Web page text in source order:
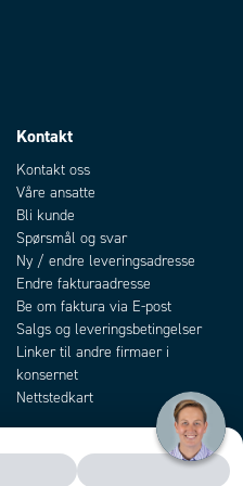
170 g
Kontakt
Kontakt oss
Våre ansatte
Bli kunde
Spørsmål og svar
Ny / endre leveringsadresse
Endre fakturaadresse
Be om faktura via E-post
Salgs og leveringsbetingelser
Linker til andre firmaer i
konsernet
Nettstedkart